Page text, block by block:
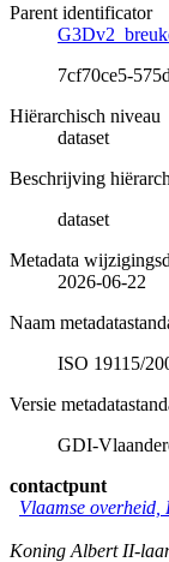
Parent identificator
7cf70ce5-
Hiërarchisch niveau
dataset
Beschrijving
dataset
Metadata
2026-06-22
Naam
ISO 19115/
Versie
GDI-
contactpunt
Vlaamse overheid,
Koning Albert II-